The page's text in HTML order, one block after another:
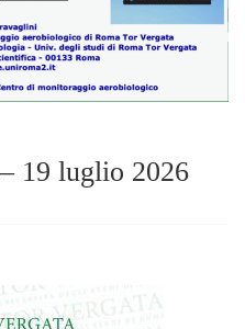
19 luglio 2026